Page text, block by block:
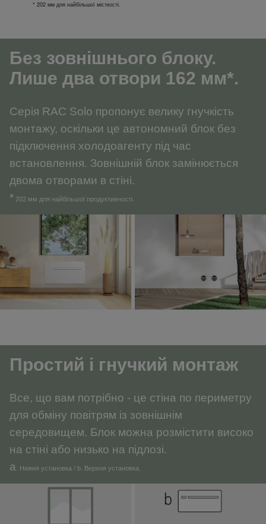
* 202 мм для найбільшої місткості.
Без зовнішнього блоку.
Лише два отвори 162 мм*.
Серія RAC Solo пропонує велику гнучкість
монтажу, оскільки це автономний блок без
підключення холодоагенту під час
встановлення. Зовнішній блок замінюється
двома отворами в стіні.
* 202 мм для найбільшої продуктивності.
Простий і гнучкий монтаж
Все, що вам потрібно - це стіна по периметру
для обміну повітрям із зовнішнім
середовищем. Блок можна розмістити високо
на стіні або низько на підлозі.
a
. Нижня установка / b. Верхня установка.